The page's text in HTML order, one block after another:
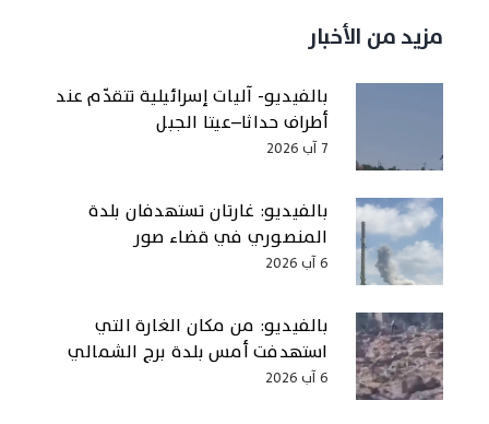
مزيد من الأخبار
بالفيديو- آليات إسرائيلية تتقدّم عند
أطراف حداثا–عيتا الجبل
7 آب 2026
بالفيديو: غارتان تستهدفان بلدة
المنصوري في قضاء صور
6 آب 2026
بالفيديو: من مكان الغارة التي
استهدفت أمس بلدة برج الشمالي
6 آب 2026